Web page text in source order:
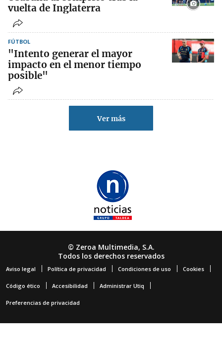
vuelta de Inglaterra
FÚTBOL
"Intento generar el mayor
impacto en el menor tiempo
posible"
Ver más
© Zeroa Multimedia, S.A.
Todos los derechos reservados
Aviso legal Política de privacidad Condiciones de uso Cookies
Código ético Accesibilidad Administrar Utiq
Preferencias de privacidad